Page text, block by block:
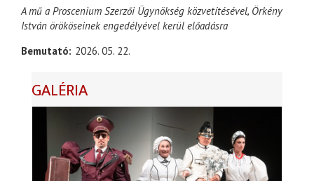
A mű a Proscenium Szerzői Ügynökség közvetítésével, Örkény
István örököseinek engedélyével kerül előadásra
Bemutató 2026. 05. 22.
GALÉRIA